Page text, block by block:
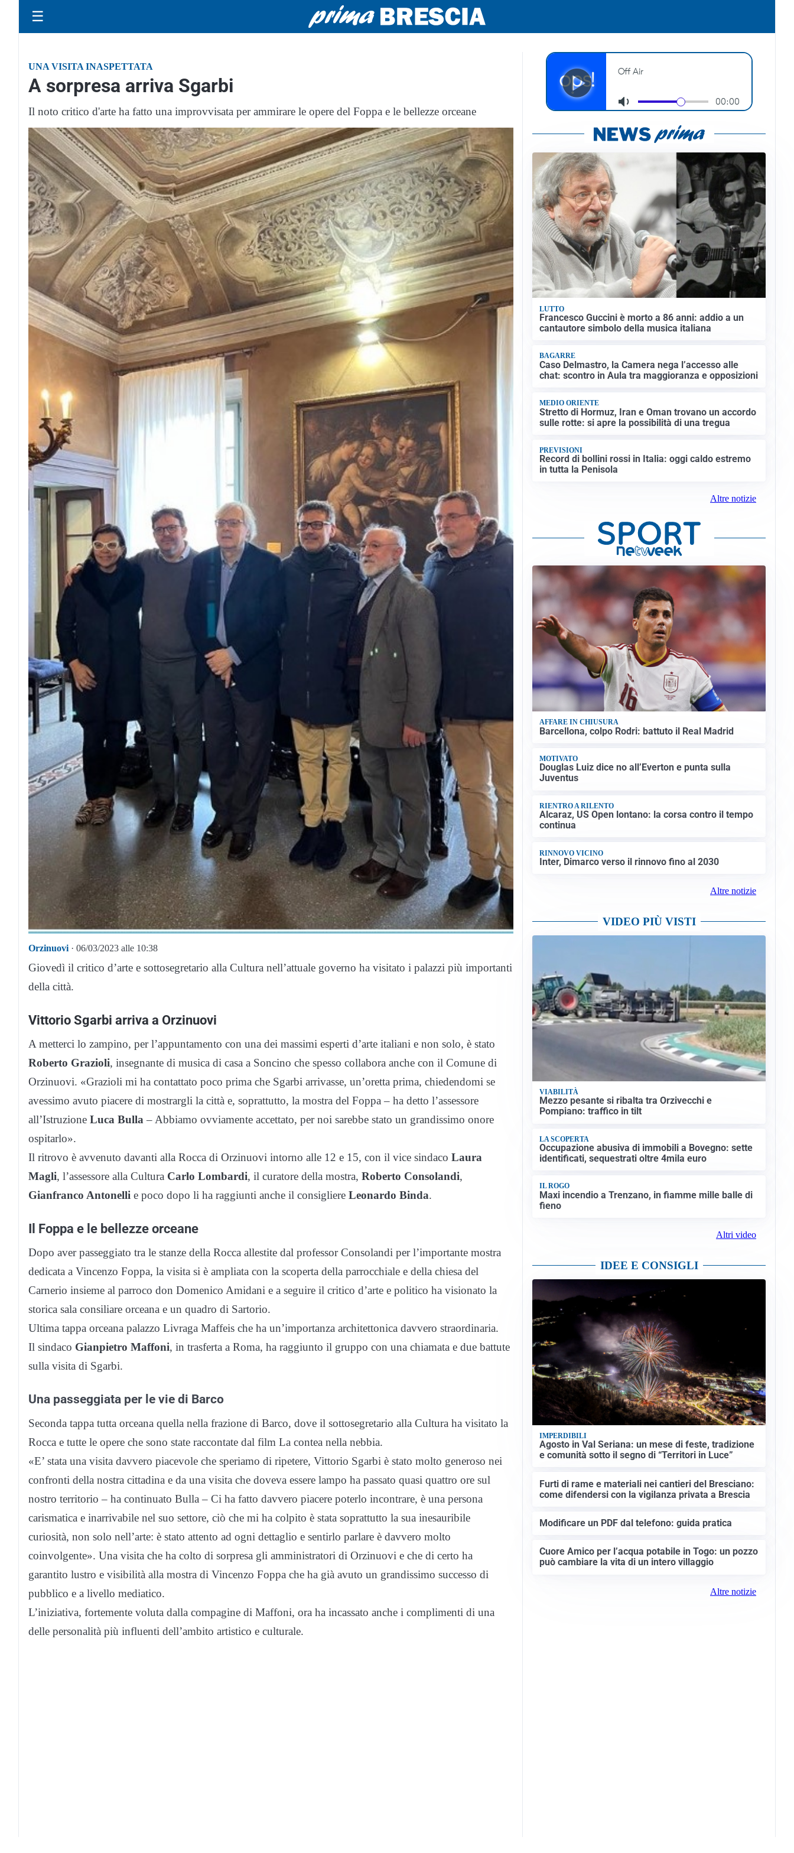
☰
UNA VISITA INASPETTATA
A sorpresa arriva Sgarbi
Il noto critico d'arte ha fatto una improvvisata per ammirare le opere del Foppa e le bellezze orceane
Orzinuovi · 06/03/2023 alle 10:38
Giovedì il critico d’arte e sottosegretario alla Cultura nell’attuale governo ha visitato i palazzi più importanti
della città.
Vittorio Sgarbi arriva a Orzinuovi
A metterci lo zampino, per l’appuntamento con una dei massimi esperti d’arte italiani e non solo, è stato
Roberto Grazioli, insegnante di musica di casa a Soncino che spesso collabora anche con il Comune di
Orzinuovi. «Grazioli mi ha contattato poco prima che Sgarbi arrivasse, un’oretta prima, chiedendomi se
avessimo avuto piacere di mostrargli la città e, soprattutto, la mostra del Foppa – ha detto l’assessore
all’Istruzione Luca Bulla – Abbiamo ovviamente accettato, per noi sarebbe stato un grandissimo onore
ospitarlo».
Il ritrovo è avvenuto davanti alla Rocca di Orzinuovi intorno alle 12 e 15, con il vice sindaco Laura
Magli, l’assessore alla Cultura Carlo Lombardi, il curatore della mostra, Roberto Consolandi,
Gianfranco Antonelli e poco dopo li ha raggiunti anche il consigliere Leonardo Binda.
Il Foppa e le bellezze orceane
Dopo aver passeggiato tra le stanze della Rocca allestite dal professor Consolandi per l’importante mostra
dedicata a Vincenzo Foppa, la visita si è ampliata con la scoperta della parrocchiale e della chiesa del
Carnerio insieme al parroco don Domenico Amidani e a seguire il critico d’arte e politico ha visionato la
storica sala consiliare orceana e un quadro di Sartorio.
Ultima tappa orceana palazzo Livraga Maffeis che ha un’importanza architettonica davvero straordinaria.
Il sindaco Gianpietro Maffoni, in trasferta a Roma, ha raggiunto il gruppo con una chiamata e due battute
sulla visita di Sgarbi.
Una passeggiata per le vie di Barco
Seconda tappa tutta orceana quella nella frazione di Barco, dove il sottosegretario alla Cultura ha visitato la
Rocca e tutte le opere che sono state raccontate dal film La contea nella nebbia.
«E’ stata una visita davvero piacevole che speriamo di ripetere, Vittorio Sgarbi è stato molto generoso nei
confronti della nostra cittadina e da una visita che doveva essere lampo ha passato quasi quattro ore sul
nostro territorio – ha continuato Bulla – Ci ha fatto davvero piacere poterlo incontrare, è una persona
carismatica e inarrivabile nel suo settore, ciò che mi ha colpito è stata soprattutto la sua inesauribile
curiosità, non solo nell’arte: è stato attento ad ogni dettaglio e sentirlo parlare è davvero molto
coinvolgente». Una visita che ha colto di sorpresa gli amministratori di Orzinuovi e che di certo ha
garantito lustro e visibilità alla mostra di Vincenzo Foppa che ha già avuto un grandissimo successo di
pubblico e a livello mediatico.
L’iniziativa, fortemente voluta dalla compagine di Maffoni, ora ha incassato anche i complimenti di una
delle personalità più influenti dell’ambito artistico e culturale.
LUTTO
Francesco Guccini è morto a 86 anni: addio a un
cantautore simbolo della musica italiana
BAGARRE
Caso Delmastro, la Camera nega l’accesso alle
chat: scontro in Aula tra maggioranza e opposizioni
MEDIO ORIENTE
Stretto di Hormuz, Iran e Oman trovano un accordo
sulle rotte: si apre la possibilità di una tregua
PREVISIONI
Record di bollini rossi in Italia: oggi caldo estremo
in tutta la Penisola
Altre notizie
AFFARE IN CHIUSURA
Barcellona, colpo Rodri: battuto il Real Madrid
MOTIVATO
Douglas Luiz dice no all’Everton e punta sulla
Juventus
RIENTRO A RILENTO
Alcaraz, US Open lontano: la corsa contro il tempo
continua
RINNOVO VICINO
Inter, Dimarco verso il rinnovo fino al 2030
Altre notizie
VIDEO PIÙ VISTI
VIABILITÀ
Mezzo pesante si ribalta tra Orzivecchi e
Pompiano: traffico in tilt
LA SCOPERTA
Occupazione abusiva di immobili a Bovegno: sette
identificati, sequestrati oltre 4mila euro
IL ROGO
Maxi incendio a Trenzano, in fiamme mille balle di
fieno
Altri video
IDEE E CONSIGLI
IMPERDIBILI
Agosto in Val Seriana: un mese di feste, tradizione
e comunità sotto il segno di “Territori in Luce”
Furti di rame e materiali nei cantieri del Bresciano:
come difendersi con la vigilanza privata a Brescia
Modificare un PDF dal telefono: guida pratica
Cuore Amico per l’acqua potabile in Togo: un pozzo
può cambiare la vita di un intero villaggio
Altre notizie